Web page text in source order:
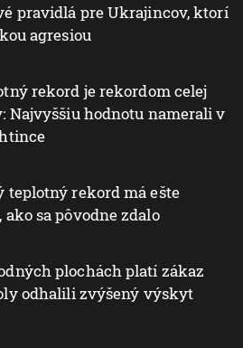
pravidlá pre Ukrajincov, ktorí
agresiou
rekord je rekordom celej
Najvyššiu hodnotu namerali v
teplotný rekord má ešte
sa pôvodne zdalo
plochách platí zákaz
odhalili zvýšený výskyt